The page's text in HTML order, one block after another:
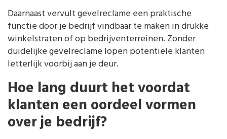
Daarnaast vervult gevelreclame een praktische
functie door je bedrijf vindbaar te maken in drukke
winkelstraten of op bedrijventerreinen. Zonder
duidelijke gevelreclame lopen potentiële klanten
letterlijk voorbij aan je deur.
Hoe lang duurt het voordat
klanten een oordeel vormen
over je bedrijf?